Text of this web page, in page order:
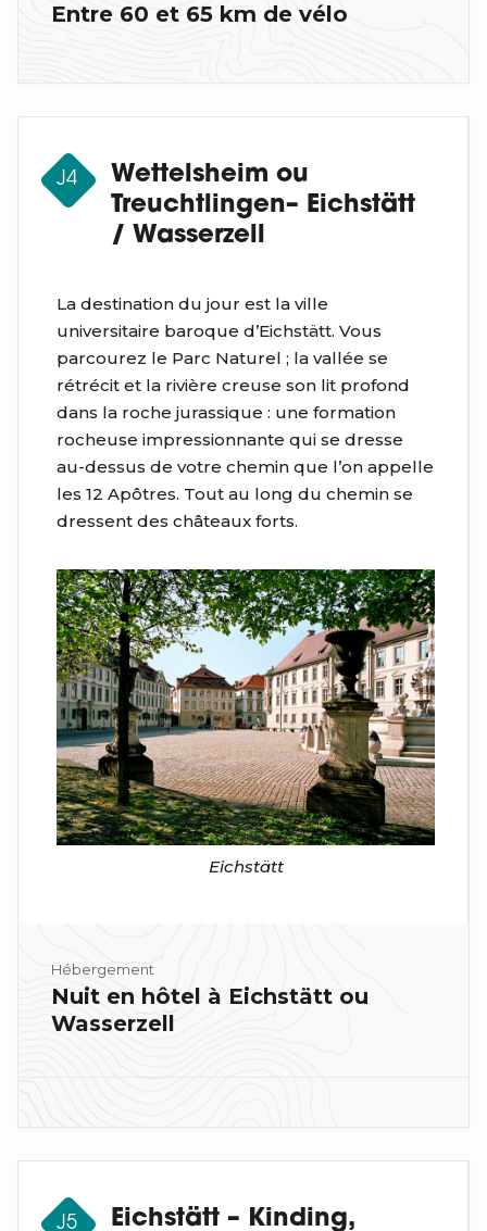
Entre 60 et 65 km de vélo
J4
Wettelsheim ou
Treuchtlingen– Eichstätt
/ Wasserzell
La destination du jour est la ville
universitaire baroque d’Eichstätt. Vous
parcourez le Parc Naturel ; la vallée se
rétrécit et la rivière creuse son lit profond
dans la roche jurassique : une formation
rocheuse impressionnante qui se dresse
au-dessus de votre chemin que l’on appelle
les 12 Apôtres. Tout au long du chemin se
dressent des châteaux forts.
Eichstätt
Hébergement
Nuit en hôtel à Eichstätt ou
Wasserzell
J5 Eichstätt – Kinding,